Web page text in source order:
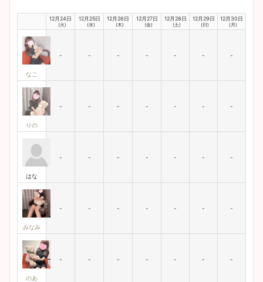
12月24日
(火)
12月25日
(水)
12月26日
(木)
12月27日
(金)
12月28日
(土)
12月29日
(日)
12月30日
(月)
なこ
- - - - - - -
りの
- - - - - - -
はな
- - - - - - -
みなみ
- - - - - - -
のあ
- - - - - - -